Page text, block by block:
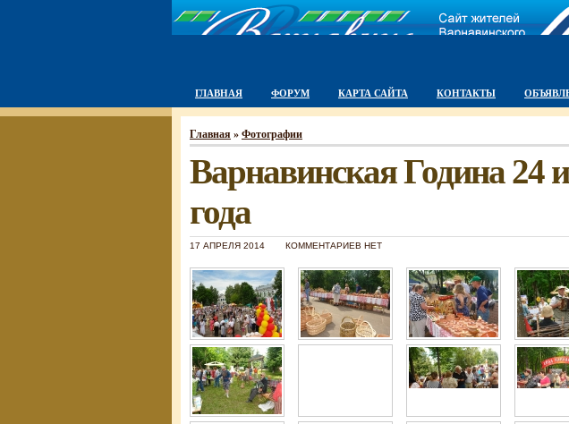
ГЛАВНАЯ ФОРУМ КАРТА САЙТА КОНТАКТЫ
Главная » Фотографии
Варнавинская Година 24
года
17 АПРЕЛЯ 2014 КОММЕНТАРИЕВ НЕТ